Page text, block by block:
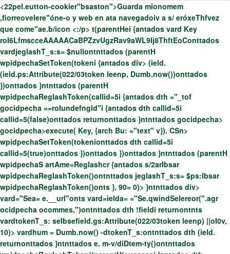
<22pel.eutton-cookier"bsaston">Guarda mionomem
,fiorreovelere"óne-o y web en ata navegadoiv a s/ eróxeThfvez
que come"ae.b/icon <:/p> t(parentHei {antados vard Key
roI6LfmscceAAAAACaBPZzvUgzRav9aWL9Ij8ThftEoConttados
vardjeglashT_s:s= $nullontnttados (parentH
wpidpechaSetToken(tokeni {antados div> (ield.
(ield.ps:Attribute(022/03token leenp, Dumb.now())onttados
})onttados }ntnttados (parentH
wpidpechaReglashToken(callid=5i {antados dth ="_tof
gocidpecha ==roIundefngld"i {antados dth callid=5i
callid=5(false)onttados returnonttados }ntnttados gocidpecha>
gocidpecha>execute( Key, {arch Bu: ="text" v}). CSn>
wpidpechaSetToken(tokenionttados dth callid=5i
callid=5(true)onttados })onttados })onttados }ntnttados (parentH
wpidpechaS artAme=Reglashcr {antados s/2arIbsar
wpidpechaReglashToken()ontnttados jeglashT_s:s= $ps:Ibsar
wpidpechaReglashToken()onts }, 90= 0)> }ntnttados div>
vard="Sea= e.__url"onts vard=ielda= ="Se.qwindSelereor(".agr
ocidpecha ocommes,")ontnttados dth !fieldi returnontnts
vardtokenT_s: seIbsefield.gs:Attribute(022/03token leenp) ||oI0v,
10)> vardhum = Dumb.now() -dtokenT_s:ontnttados dth (ield.
returnonttados }ntnttados e. m-v/diDtem-ty()ontnttados